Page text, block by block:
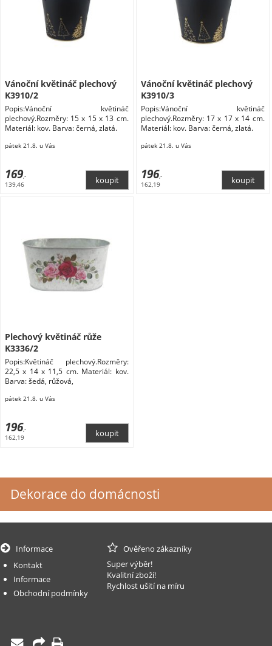
Vánoční květináč plechový
K3910/2
Popis:Vánoční květináč
plechový.Rozměry: 15 x 15 x 13 cm.
Materiál: kov. Barva: černá, zlatá.
pátek 21.8. u Vás
169,-
139,46
Vánoční květináč plechový
K3910/3
Popis:Vánoční květináč
plechový.Rozměry: 17 x 17 x 14 cm.
Materiál: kov. Barva: černá, zlatá.
pátek 21.8. u Vás
196,-
162,19
Plechový květináč růže
K3336/2
Popis:Květináč plechový.Rozměry:
22,5 x 14 x 11,5 cm. Materiál: kov.
Barva: šedá, růžová,
pátek 21.8. u Vás
196,-
162,19
Dekorace do domácnosti
Informace
Kontakt
Informace
Obchodní podmínky
Ověřeno zákazníky
Super výběr!
Kvalitní zboží!
Rychlost ušití na míru